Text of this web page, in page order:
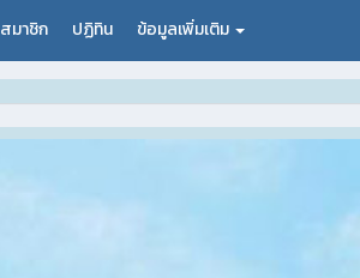
สมาชิก ปฏิทิน ข้อมูลเพิ่มเติม